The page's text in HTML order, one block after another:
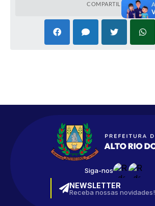
COMPARTILHAR
Siga-nos
NEWSLETTER
Receba nossas novidades!